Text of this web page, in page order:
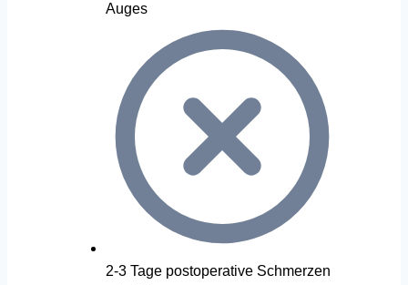
Auges
2-3 Tage postoperative Schmerzen